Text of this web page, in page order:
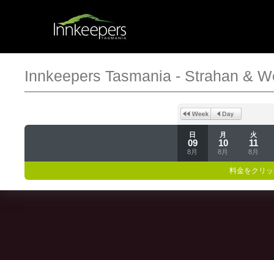
Innkeepers Tasmania - Strahan &
日
09
8月
月
10
8月
火
11
8月
料金をクリ